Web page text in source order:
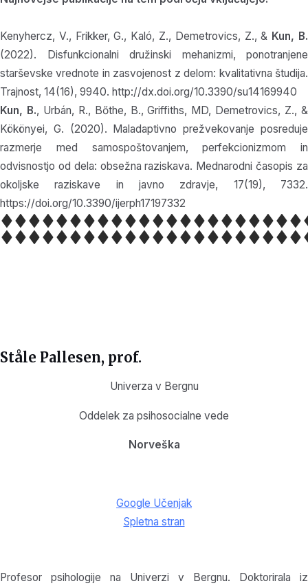
Kenyhercz, V., Frikker, G., Kaló, Z., Demetrovics, Z., & Kun, B.
(2022). Disfunkcionalni družinski mehanizmi, ponotranjene
starševske vrednote in zasvojenost z delom: kvalitativna študija.
Trajnost, 14(16), 9940. http://dx.doi.org/10.3390/su14169940
Kun, B., Urbán, R., Bőthe, B., Griffiths, MD, Demetrovics, Z., &
Kökönyei, G. (2020). Maladaptivno prežvekovanje posreduje
razmerje med samospoštovanjem, perfekcionizmom in
odvisnostjo od dela: obsežna raziskava. Mednarodni časopis za
okoljske raziskave in javno zdravje, 17(19), 7332.
https://doi.org/10.3390/ijerph17197332
Ståle Pallesen, prof.
Univerza v Bergnu
Oddelek za psihosocialne vede
Norveška
Google Učenjak
Spletna stran
Profesor psihologije na Univerzi v Bergnu. Doktorirala iz